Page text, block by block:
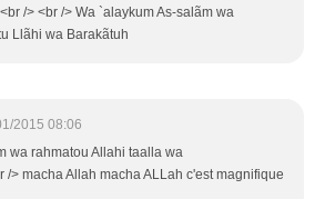
/> <br /> Wa `alaykum As-salãm wa
Llãhi wa Barakãtuh
2015 08:06
wa rahmatou Allahi taalla wa
/> macha Allah macha ALLah c'est magnifique